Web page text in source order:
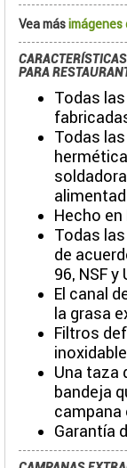
Vea más
PARA
Todas
Todas
Hecho en
Todas
de
96, NSF y
El canal
la grasa
Filtros
Una taza
bandeja
campana
Garantía